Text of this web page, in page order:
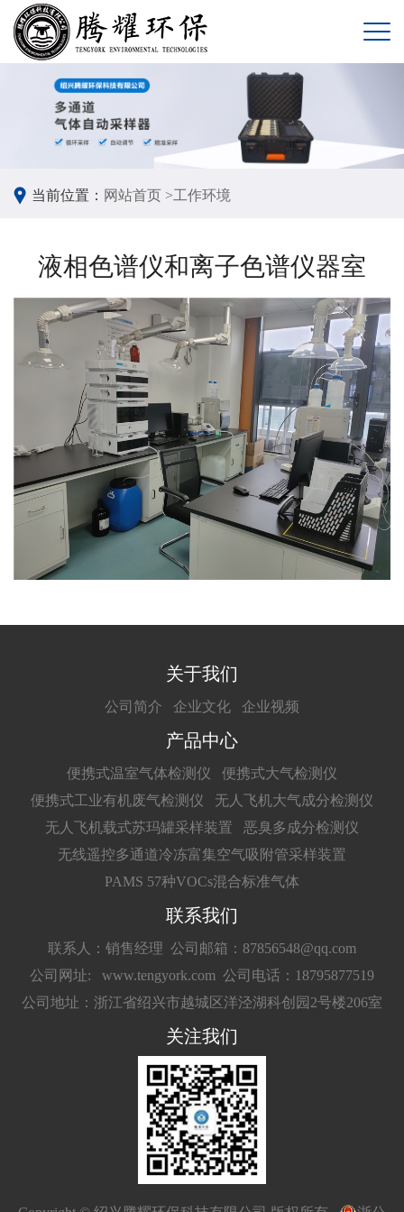
当前位置： 网站首页 >工作环境
液相色谱仪和离子色谱仪器室
关于我们
公司简介 企业文化 企业视频
产品中心
便携式温室气体检测仪
便携式大气检测仪
便携式工业有机废气检测仪
无人飞机大气成分检测仪
无人飞机载式苏玛罐采样装置
恶臭多成分检测仪
无线遥控多通道冷冻富集空气吸附管采样装置
PAMS 57种VOCs混合标准气体
联系我们
联系人：销售经理 公司邮箱：87856548@qq.com
公司网址: www.tengyork.com 公司电话：18795877519
公司地址：浙江省绍兴市越城区洋泾湖科创园2号楼206室
关注我们